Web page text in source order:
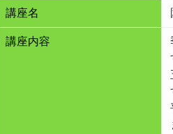
講座名
講座内容